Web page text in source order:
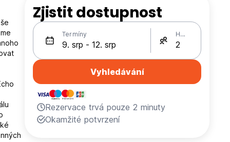
Zjistit dostupnost
Termíny Hosté
Vyhledávání
Rezervace trvá pouze 2 minuty
Okamžité potvrzení